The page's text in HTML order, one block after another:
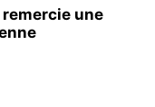
remercie une